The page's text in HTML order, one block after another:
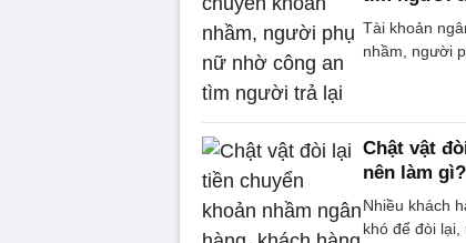
Tài khoản
nhầm, người
Chật vật
nên làm gì?
Nhiều khách
khó để đòi